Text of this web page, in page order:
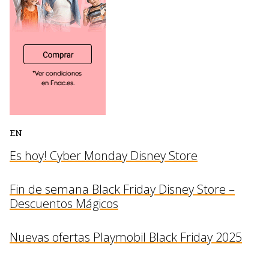
EN
Es hoy! Cyber Monday Disney Store
Fin de semana Black Friday Disney Store –
Descuentos Mágicos
Nuevas ofertas Playmobil Black Friday 2025